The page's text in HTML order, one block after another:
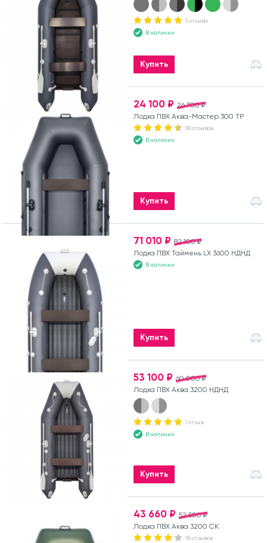
3 отзыва
В наличии
Купить
26 700 ₽
24 100 ₽
Лодка ПВХ Аква-Мастер 300 ТР
38 отзывов
В наличии
Купить
82 100 ₽
71 010 ₽
Лодка ПВХ Таймень LX 3600 НДНД
В наличии
Купить
60 000 ₽
53 100 ₽
Лодка ПВХ Аква 3200 НДНД
1 отзыв
В наличии
Купить
52 500 ₽
43 660 ₽
Лодка ПВХ Аква 3200 СК
18 отзывов